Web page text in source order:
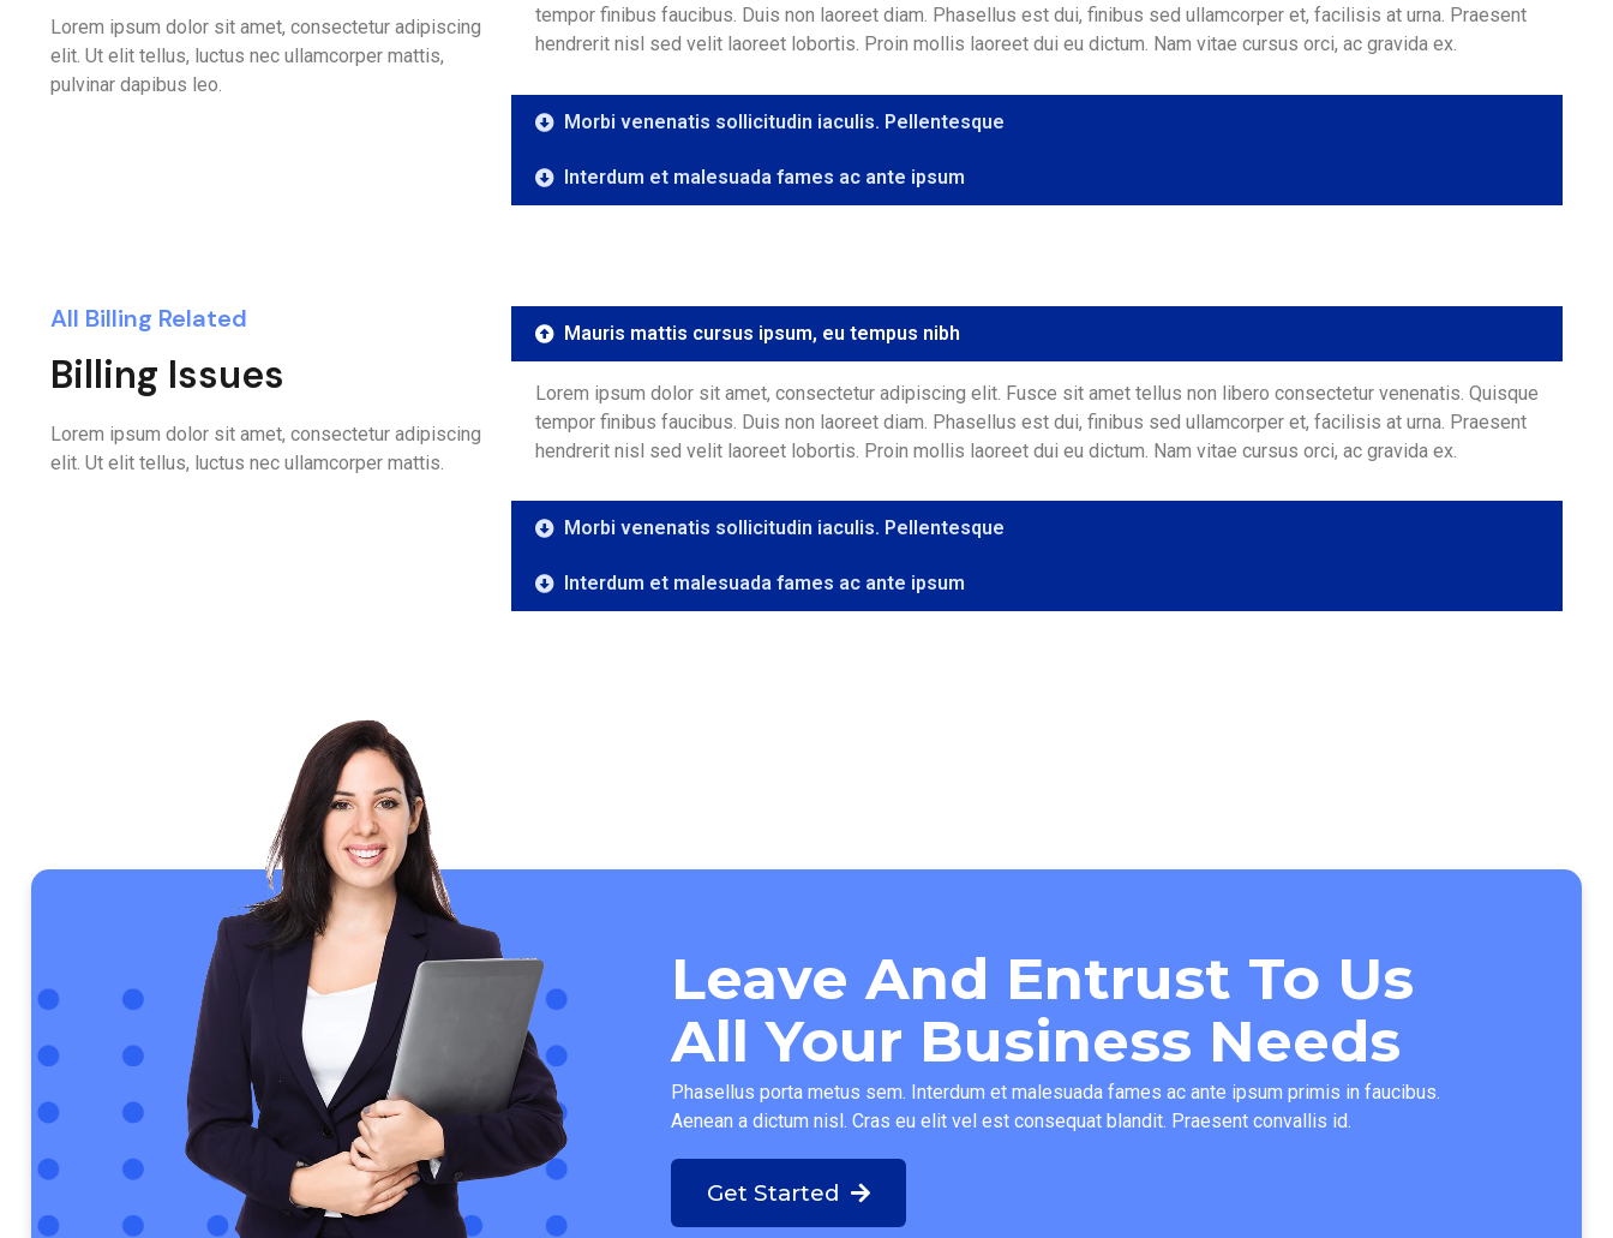
Lorem ipsum dolor sit amet, consectetur adipiscing
elit. Ut elit tellus, luctus nec ullamcorper mattis,
pulvinar dapibus leo.
tempor finibus faucibus. Duis non laoreet diam. Phasellus est dui, finibus sed ullamcorper et, facilisis at urna. Praesent
hendrerit nisl sed velit laoreet lobortis. Proin mollis laoreet dui eu dictum. Nam vitae cursus orci, ac gravida ex.
Morbi venenatis sollicitudin iaculis. Pellentesque
Interdum et malesuada fames ac ante ipsum
All Billing Related
Billing Issues
Lorem ipsum dolor sit amet, consectetur adipiscing
elit. Ut elit tellus, luctus nec ullamcorper mattis.
Mauris mattis cursus ipsum, eu tempus nibh
Lorem ipsum dolor sit amet, consectetur adipiscing elit. Fusce sit amet tellus non libero consectetur venenatis. Quisque
tempor finibus faucibus. Duis non laoreet diam. Phasellus est dui, finibus sed ullamcorper et, facilisis at urna. Praesent
hendrerit nisl sed velit laoreet lobortis. Proin mollis laoreet dui eu dictum. Nam vitae cursus orci, ac gravida ex.
Morbi venenatis sollicitudin iaculis. Pellentesque
Interdum et malesuada fames ac ante ipsum
Leave And Entrust To Us
All Your Business Needs
Phasellus porta metus sem. Interdum et malesuada fames ac ante ipsum primis in faucibus.
Aenean a dictum nisl. Cras eu elit vel est consequat blandit. Praesent convallis id.
Get Started